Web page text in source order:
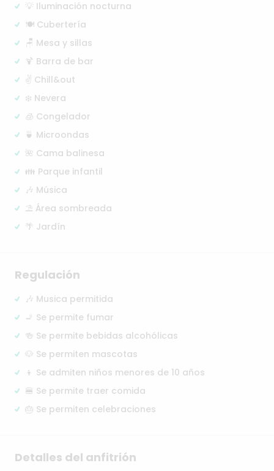
💡 Iluminación nocturna
🍽️ Cubertería
🪑 Mesa y sillas
🍹 Barra de bar
✌️ Chill&out
❄️ Nevera
🧊 Congelador
🍵 Microondas
🌺 Cama balinesa
👪 Parque infantil
🎶 Música
⛱️ Área sombreada
🌴 Jardín
Regulación
🎶 Musica permitida
🚬 Se permite fumar
🍻 Se permite bebidas alcohólicas
🐶 Se permiten mascotas
👦 Se admiten niños menores de 10 años
🍔 Se permite traer comida
🎂 Se permiten celebraciones
Detalles del anfitrión